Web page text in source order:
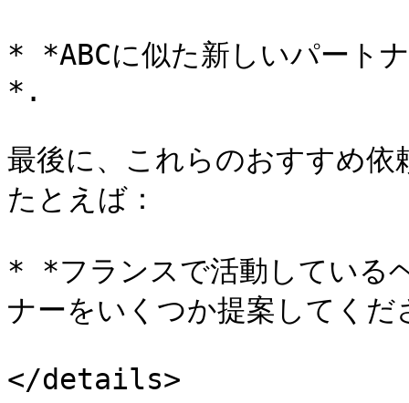
* *ABCに似た新しいパート
*.
最後に、これらのおすすめ
たとえば：
* *フランスで活動している
ナーをいくつか提案してく
</details>